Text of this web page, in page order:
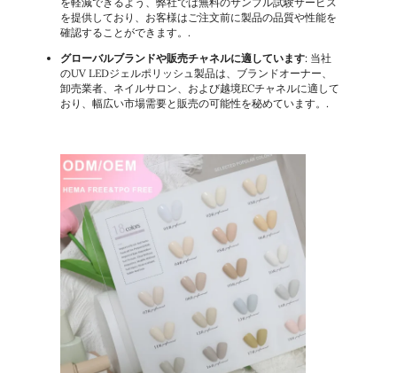
を提供しており、お客様はご注文前に製品の品質や性能を
確認することができます。.
グローバルブランドや販売チャネルに適しています: 当社
のUV LEDジェルポリッシュ製品は、ブランドオーナー、
卸売業者、ネイルサロン、および越境ECチャネルに適して
おり、幅広い市場需要と販売の可能性を秘めています。.